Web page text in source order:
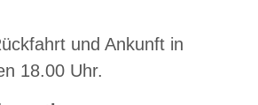
und Ankunft in
18.00 Uhr.